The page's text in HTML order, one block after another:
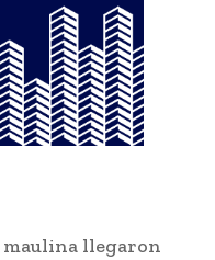
maulina llegaron